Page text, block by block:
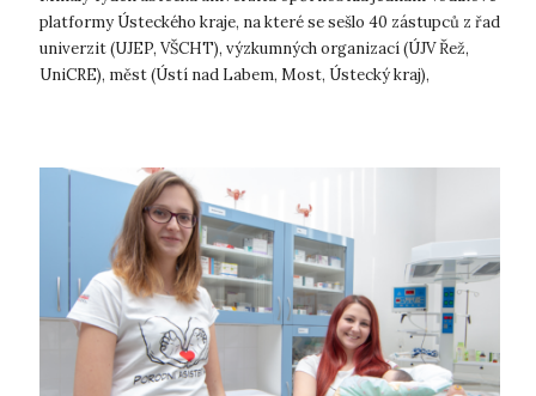
platformy Ústeckého kraje, na které se sešlo 40 zástupců z řad
univerzit (UJEP, VŠCHT), výzkumných organizací (ÚJV Řež,
UniCRE), měst (Ústí nad Labem, Most, Ústecký kraj),